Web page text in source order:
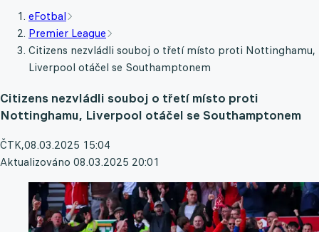
eFotbal
Premier League
Citizens nezvládli souboj o třetí místo proti Nottinghamu,
Liverpool otáčel se Southamptonem
Citizens nezvládli souboj o třetí místo proti
Nottinghamu, Liverpool otáčel se Southamptonem
ČTK,08.03.2025 15:04
Aktualizováno 08.03.2025 20:01